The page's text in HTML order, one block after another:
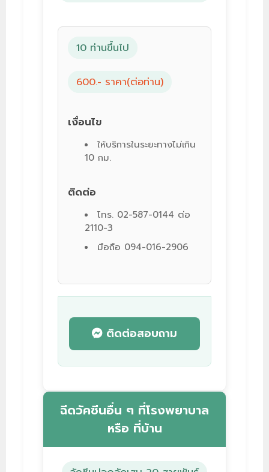
10 ท่านขึ้นไป
600.- ราคา(ต่อท่าน)
เงื่อนไข
ให้บริการในระยะทางไม่เกิน
10 กม.
ติดต่อ
โทร. 02-587-0144 ต่อ
2110-3
มือถือ 094-016-2906
ติดต่อสอบถาม
ฉีดวัคซีนอื่น ๆ ที่โรงพยาบาล
หรือ ที่บ้าน